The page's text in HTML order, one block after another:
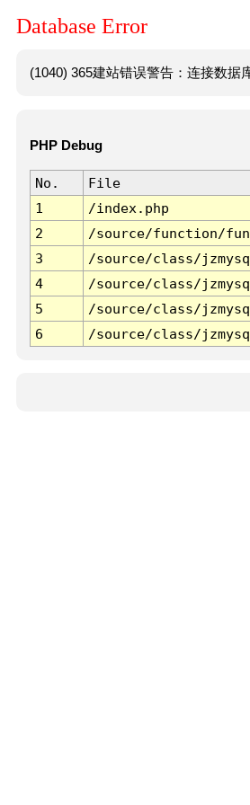
Database Error
(1040) 365建站错误警告：连接数据
PHP Debug
No. File
1
/index.php
2
/source/function/
3
/source/class/
4
/source/class/
5
/source/class/
6
/source/class/